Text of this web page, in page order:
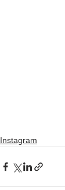
Instagram